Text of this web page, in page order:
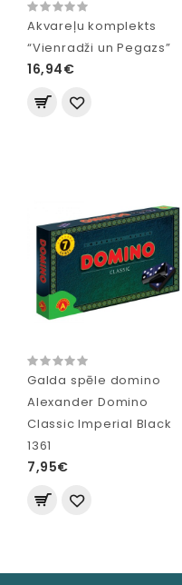
Akvareļu komplekts
“Vienradži un Pegazs”
16,94€
Galda spēle domino
Alexander Domino
Classic Imperial Black
1361
7,95€